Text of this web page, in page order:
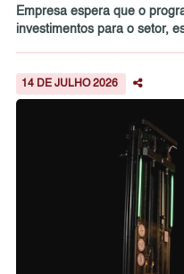
Empresa espera que o
investimentos para o setor,
14 DE JULHO 2026